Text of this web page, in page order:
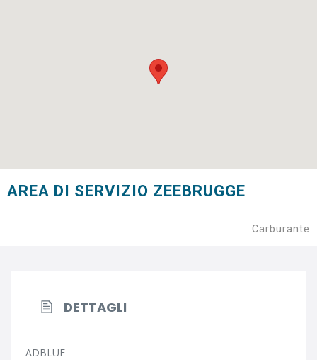
AREA DI SERVIZIO ZEEBRUGGE
Carburante
DETTAGLI
ADBLUE